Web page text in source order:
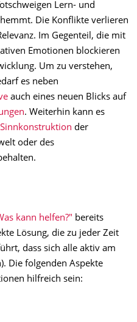
Lern- und
Die Konflikte verlieren
Im Gegenteil, die mit
Emotionen blockieren
Um zu verstehen,
es neben
auch eines neuen Blicks auf
. Weiterhin kann es
der
oder des
kann helfen?" bereits
Lösung, die zu jeder Zeit
dass sich alle aktiv am
Die folgenden Aspekte
hilfreich sein: